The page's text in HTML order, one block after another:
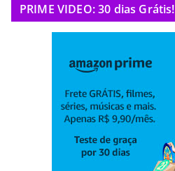
PRIME VIDEO: 30 dias Grátis!